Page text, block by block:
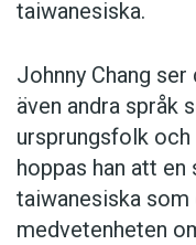
taiwanesiska.
Johnny Chang
även andra språk
ursprungsfolk
hoppas han att en
taiwanesiska som
medvetenheten